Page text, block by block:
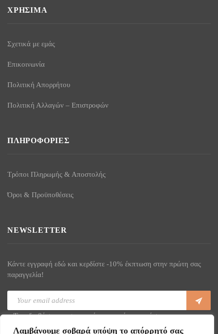
Λαμβάνουμε σοβαρά υπόψη το απόρρητό σας
ΧΡΉΣΙΜΑ
Σχετικά με εμάς
Επικοινωνία
Πολιτική Απορρήτου
Πολιτική Αλλαγών – Επιστροφών
ΠΛΗΡΟΦΟΡΊΕΣ
Τρόποι Πληρωμής & Αποστολής
Όροι & Προϋποθέσεις
NEWSLETTER
Κάντε εγγραφή εδώ και κερδίστε -10% έκπτωση στην πρώτη σας
παραγγελία!
Έχω διαβάσει και συμφωνώ με τους όρους χρήσης